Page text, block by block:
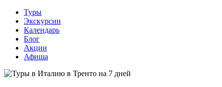
Туры
Экскурсии
Календарь
Блог
Акции
Афиша